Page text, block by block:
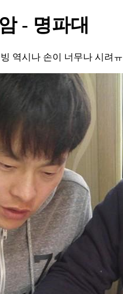
- 명파대
역시나 손이 너무나 시려